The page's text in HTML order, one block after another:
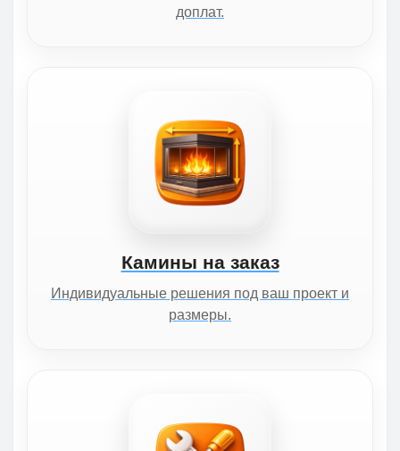
доплат.
Камины на заказ
Индивидуальные решения под ваш проект и
размеры.